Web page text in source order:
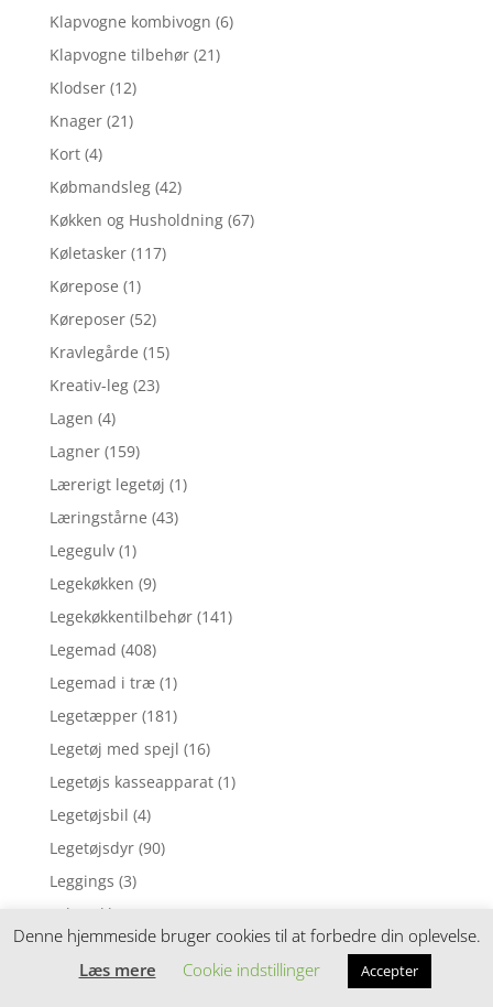
Klapvogne kombivogn (6)
Klapvogne tilbehør (21)
Klodser (12)
Knager (21)
Kort (4)
Købmandsleg (42)
Køkken og Husholdning (67)
Køletasker (117)
Kørepose (1)
Køreposer (52)
Kravlegårde (15)
Kreativ-leg (23)
Lagen (4)
Lagner (159)
Lærerigt legetøj (1)
Læringstårne (43)
Legegulv (1)
Legekøkken (9)
Legekøkkentilbehør (141)
Legemad (408)
Legemad i træ (1)
Legetæpper (181)
Legetøj med spejl (16)
Legetøjs kasseapparat (1)
Legetøjsbil (4)
Legetøjsdyr (90)
Leggings (3)
Løbecykler
Løbehjul (11)
Madkasser (684)
Denne hjemmeside bruger cookies til at forbedre din oplevelse.
Læs mere
Cookie indstillinger Accepter